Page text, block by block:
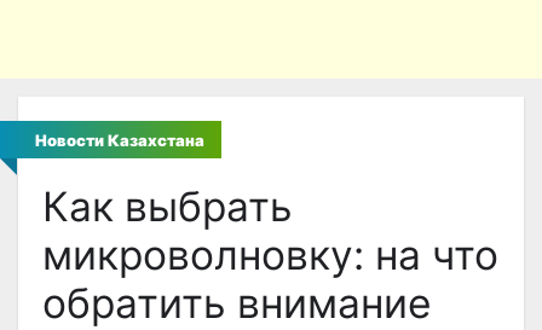
Новости Казахстана
Как выбрать
микроволновку: на что
обратить внимание